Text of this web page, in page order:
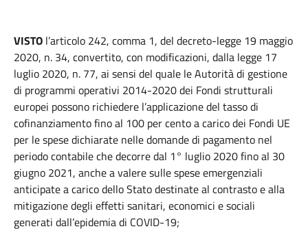
VISTO l’articolo 242, comma 1, del decreto-legge 19 maggio
2020, n. 34, convertito, con modificazioni, dalla legge 17
luglio 2020, n. 77, ai sensi del quale le Autorità di gestione
di programmi operativi 2014-2020 dei Fondi strutturali
europei possono richiedere l’applicazione del tasso di
cofinanziamento fino al 100 per cento a carico dei Fondi UE
per le spese dichiarate nelle domande di pagamento nel
periodo contabile che decorre dal 1° luglio 2020 fino al 30
giugno 2021, anche a valere sulle spese emergenziali
anticipate a carico dello Stato destinate al contrasto e alla
mitigazione degli effetti sanitari, economici e sociali
generati dall’epidemia di COVID-19;